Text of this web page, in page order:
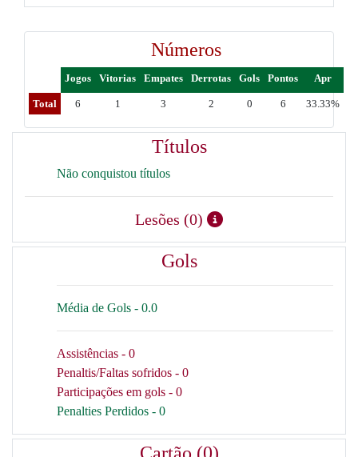
Números
Jogos Vitorias Empates Derrotas Gols Pontos Apr
Total 6 1 3 2 0 6 33.33%
Títulos
Não conquistou títulos
Lesões (0)
Gols
Média de Gols - 0.0
Assistências - 0
Penaltis/Faltas sofridos - 0
Participações em gols - 0
Penalties Perdidos - 0